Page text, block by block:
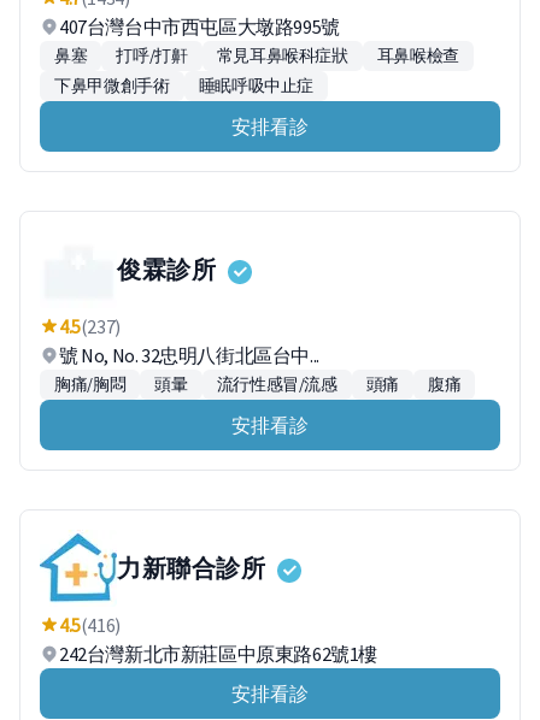
407台灣台中市西屯區大墩路995號
鼻塞 打呼/打鼾 常見耳鼻喉科症狀
耳鼻喉檢查
下鼻甲微創手術
睡眠呼吸中止症
安排看診
俊霖診所
4.5(237)
號 No, No. 32忠明八街北區台中...
胸痛/胸悶 頭暈 流行性感冒/流感 頭痛 腹痛
安排看診
力新聯合診所
4.5(416)
242台灣新北市新莊區中原東路62號1樓
安排看診